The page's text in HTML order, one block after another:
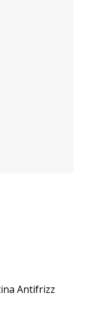
Antifrizz